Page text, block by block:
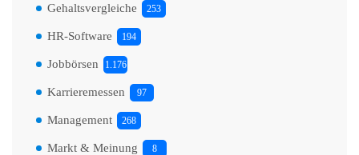
Gehaltsvergleiche 253
HR-Software 194
Jobbörsen 1.176
Karrieremessen 97
Management 268
Markt & Meinung 8